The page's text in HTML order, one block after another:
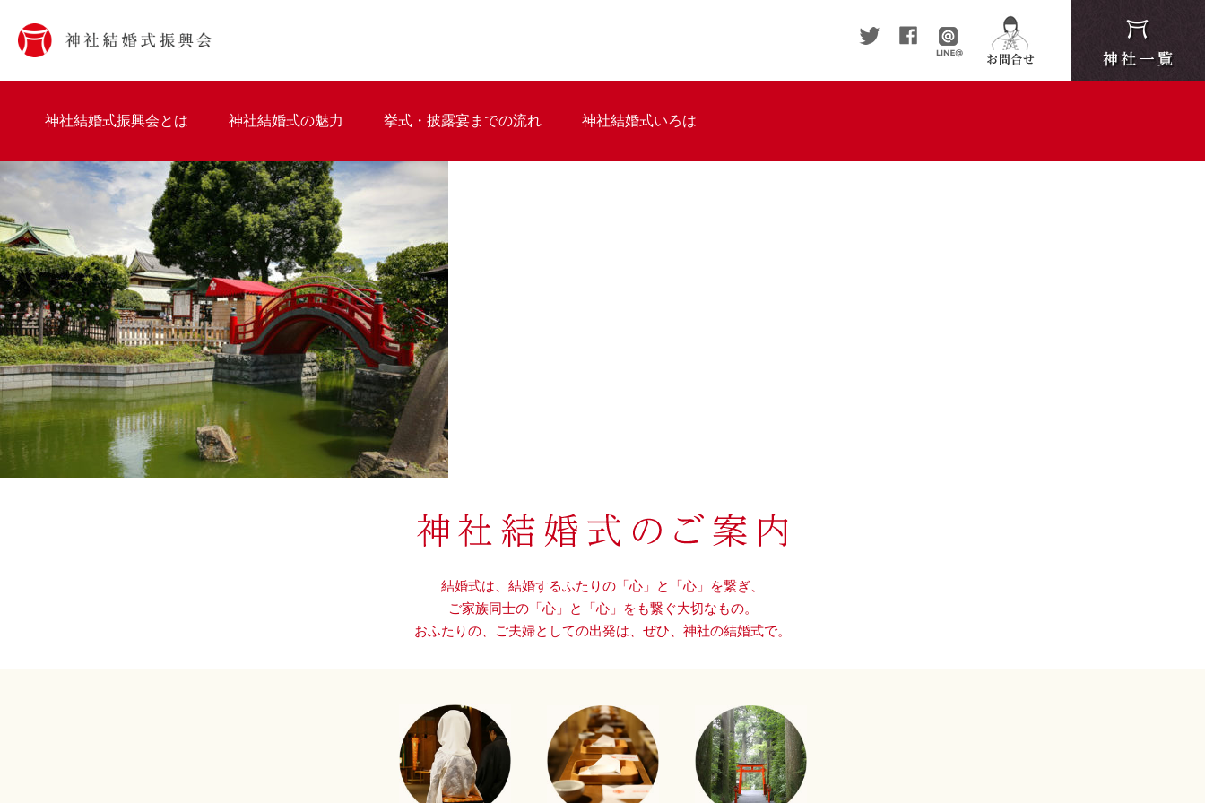
神社結婚式振興会とは 神社結婚式の魅力 挙式・披露宴までの流れ 神社結婚式いろは
結婚式は、結婚するふたりの「心」と「心」を繋ぎ、
ご家族同士の「心」と「心」をも繋ぐ大切なもの。
おふたりの、ご夫婦としての出発は、 ぜひ、神社の結婚式で。